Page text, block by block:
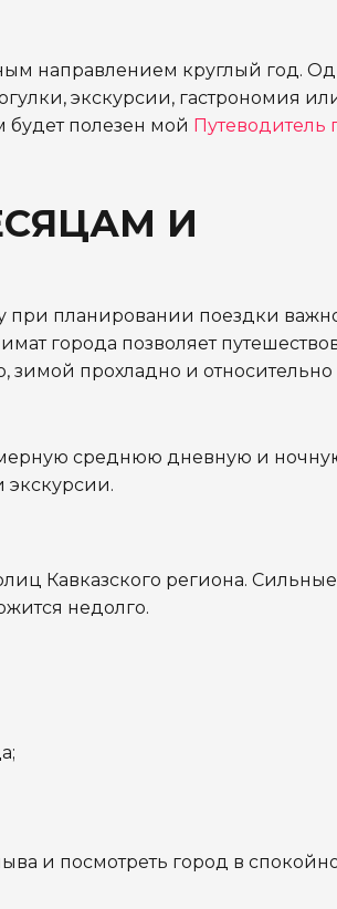
направлением круглый год.
экскурсии, гастрономия
будет полезен мой Путеводитель
И
при планировании поездки
города позволяет
прохладно и относительно
среднюю дневную и
экскурсии.
Кавказского региона.
недолго.
и посмотреть город в